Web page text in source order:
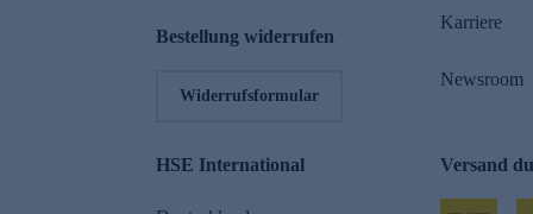
Bestellung widerrufen
Widerrufsformular
Karriere
Newsroom
HSE International Versand